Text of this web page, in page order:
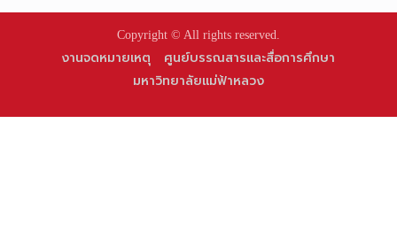
Copyright © All rights reserved.
งานจดหมายเหตุ
ศูนย์บรรณสารและสื่อการศึกษา
มหาวิทยาลัยแม่ฟ้าหลวง